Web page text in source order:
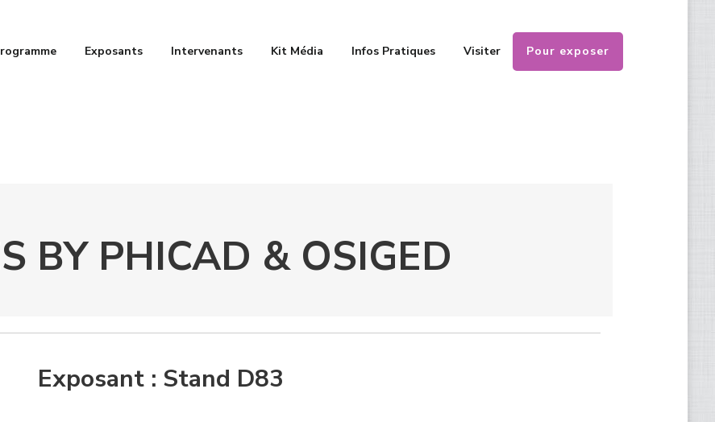
Exposants Intervenants Kit Média Infos Pratiques Visiter Pour exposer
BY PHICAD & OSIGED
Exposant : Stand D83